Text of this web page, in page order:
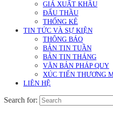
GIÁ XUẤT KHẨU
ĐẤU THẦU
THỐNG KÊ
TIN TỨC VÀ SỰ KIỆN
THÔNG BÁO
BẢN TIN TUẦN
BẢN TIN THÁNG
VĂN BẢN PHÁP QUY
XÚC TIẾN THƯƠNG
LIÊN HỆ
Search for: